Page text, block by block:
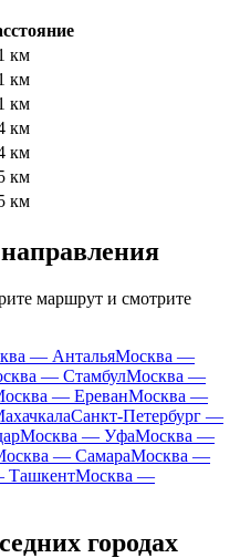
км
км
км
км
км
км
км
маршрут и смотрите
— АнтальяМосква —
— СтамбулМосква —
— ЕреванМосква —
Санкт-Петербург —
Москва — УфаМосква —
— СамараМосква —
ТашкентМосква —
городах